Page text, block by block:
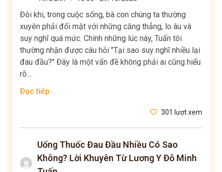
Đôi khi, trong cuộc sống, bà con chúng ta thường
xuyên phải đối mặt với những căng thẳng, lo âu và
suy nghĩ quá mức. Chính những lúc này, Tuấn tôi
thường nhận được câu hỏi "Tại sao suy nghĩ nhiều lại
đau đầu?" Đây là một vấn đề không phải ai cũng hiểu
rõ....
Đọc tiếp
301 lượt xem
Uống Thuốc Đau Đầu Nhiều Có Sao
Không? Lời Khuyên Từ Lương Y Đỗ Minh